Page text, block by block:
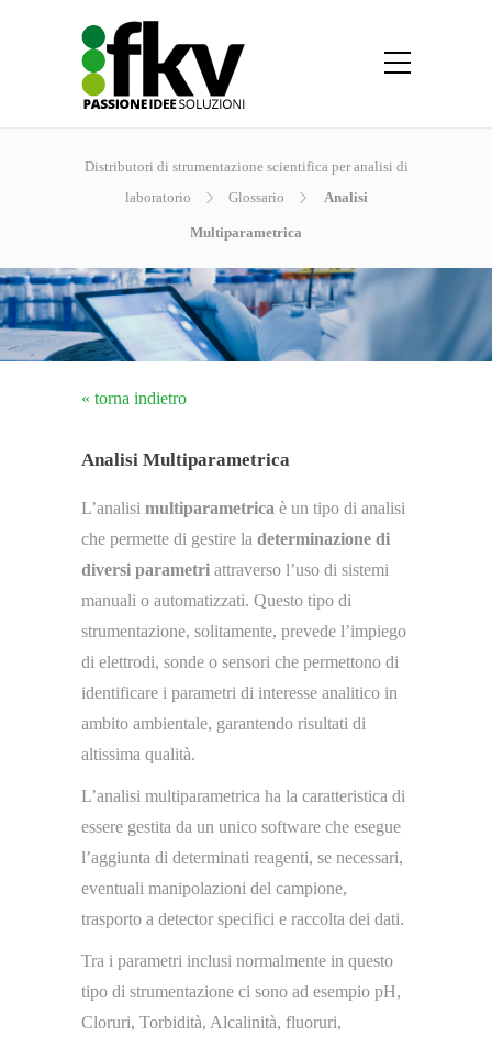
Distributori di strumentazione scientifica per analisi di
laboratorio
Glossario Analisi
Multiparametrica
« torna indietro
Analisi Multiparametrica
L’analisi multiparametrica è un tipo di analisi
che permette di gestire la determinazione di
diversi parametri attraverso l’uso di sistemi
manuali o automatizzati. Questo tipo di
strumentazione, solitamente, prevede l’impiego
di elettrodi, sonde o sensori che permettono di
identificare i parametri di interesse analitico in
ambito ambientale, garantendo risultati di
altissima qualità.
L’analisi multiparametrica ha la caratteristica di
essere gestita da un unico software che esegue
l’aggiunta di determinati reagenti, se necessari,
eventuali manipolazioni del campione,
trasporto a detector specifici e raccolta dei dati.
Tra i parametri inclusi normalmente in questo
tipo di strumentazione ci sono ad esempio pH,
Cloruri, Torbidità, Alcalinità, fluoruri,